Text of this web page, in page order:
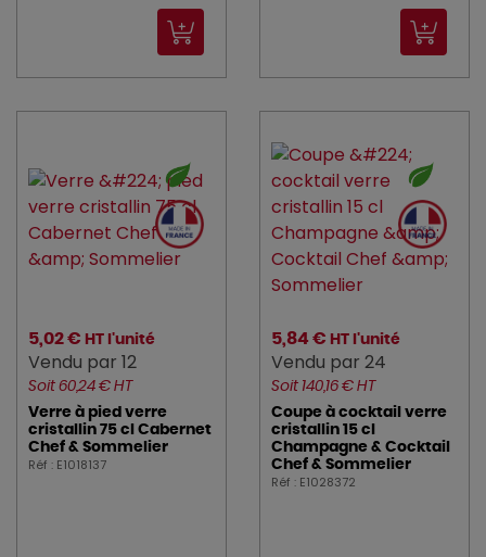
5,02 € HT l'unité
Vendu par 12
Soit 60,24 € HT
Verre à pied verre
cristallin 75 cl Cabernet
Chef & Sommelier
Réf : E1018137
5,84 € HT l'unité
Vendu par 24
Soit 140,16 € HT
Coupe à cocktail verre
cristallin 15 cl
Champagne & Cocktail
Chef & Sommelier
Réf : E1028372